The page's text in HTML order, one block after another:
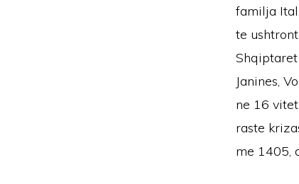
familja
te
Janines,
ne 16
raste
me 1405,